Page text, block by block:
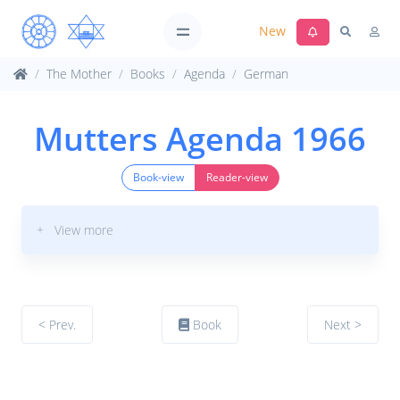
New
The Mother Books Agenda German
Mutters Agenda 1966
Book-view Reader-view
+ View more
< Prev. Book Next >